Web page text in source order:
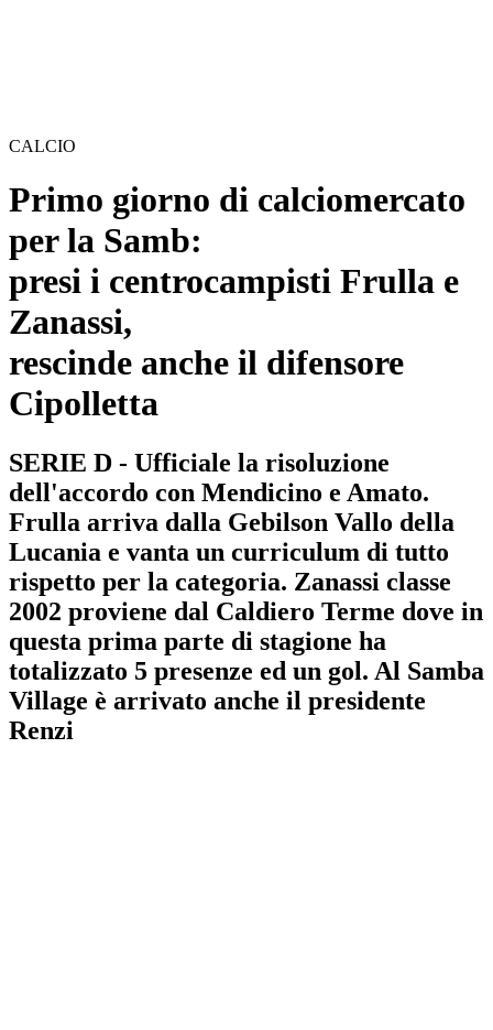
CALCIO
Primo giorno di calciomercato
per la Samb:
presi i centrocampisti Frulla e
Zanassi,
rescinde anche il difensore
Cipolletta
SERIE D - Ufficiale la risoluzione
dell'accordo con Mendicino e Amato.
Frulla arriva dalla Gebilson Vallo della
Lucania e vanta un curriculum di tutto
rispetto per la categoria. Zanassi classe
2002 proviene dal Caldiero Terme dove in
questa prima parte di stagione ha
totalizzato 5 presenze ed un gol. Al Samba
Village è arrivato anche il presidente
Renzi